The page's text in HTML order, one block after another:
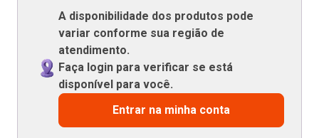
A disponibilidade dos produtos pode
variar conforme sua região de
atendimento.
Faça login para verificar se está
disponível para você.
Entrar na minha conta